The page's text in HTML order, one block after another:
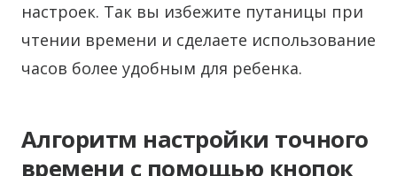
настроек. Так вы избежите путаницы при
чтении времени и сделаете использование
часов более удобным для ребенка.
Алгоритм настройки точного
времени с помощью кнопок